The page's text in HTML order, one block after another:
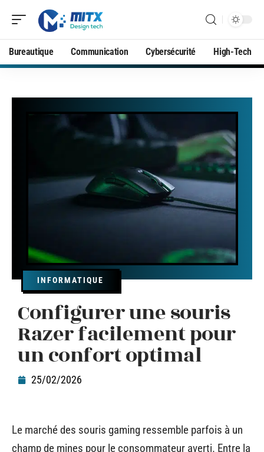
Bureautique Communication Cybersécurité High-Tech
INFORMATIQUE
Configurer une souris
Razer facilement pour
un confort optimal
25/02/2026
Le marché des souris gaming ressemble parfois à un
champ de mines pour le consommateur averti. Entre la